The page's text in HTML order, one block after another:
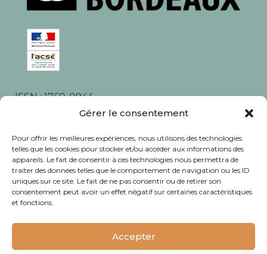
Gérer le consentement
Pour offrir les meilleures expériences, nous utilisons des technologies
telles que les cookies pour stocker et/ou accéder aux informations des
appareils. Le fait de consentir à ces technologies nous permettra de
traiter des données telles que le comportement de navigation ou les ID
uniques sur ce site. Le fait de ne pas consentir ou de retirer son
consentement peut avoir un effet négatif sur certaines caractéristiques
et fonctions.
Accepter
ISSN : 1760-0944
Rédaction, photos et corrections : habitants et
© Journal Bacalan 2024 - Tous droits